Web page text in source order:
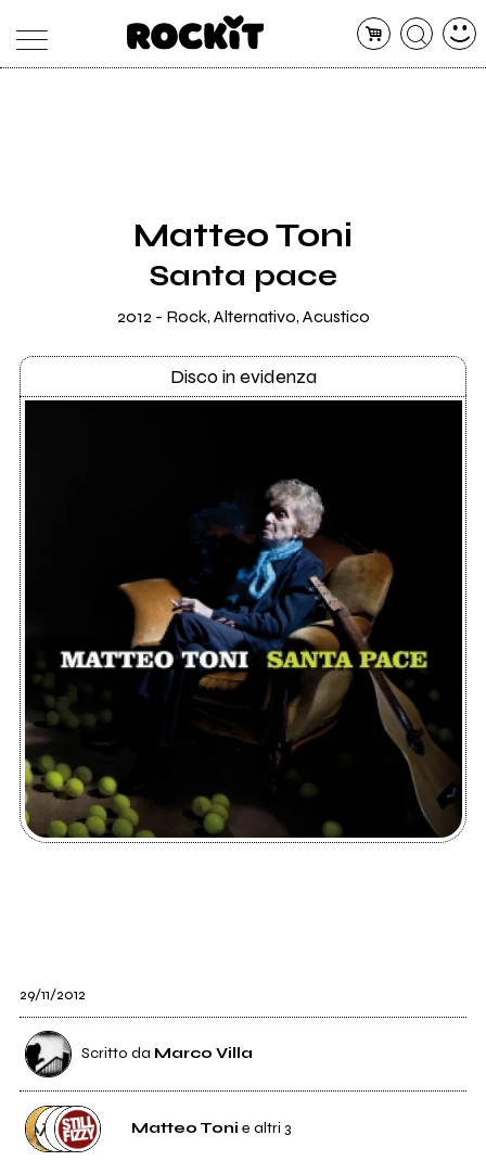
Matteo Toni
Santa pace
2012 - Rock, Alternativo, Acustico
Disco in evidenza
29/11/2012
Scritto da Marco Villa
Matteo Toni e altri 3